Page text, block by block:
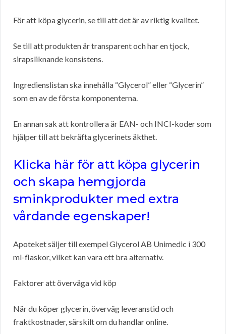
För att köpa glycerin, se till att det är av riktig kvalitet.
Se till att produkten är transparent och har en tjock,
sirapsliknande konsistens.
Ingredienslistan ska innehålla “Glycerol” eller “Glycerin”
som en av de första komponenterna.
En annan sak att kontrollera är EAN- och INCI-koder som
hjälper till att bekräfta glycerinets äkthet.
Klicka här för att köpa glycerin
och skapa hemgjorda
sminkprodukter med extra
vårdande egenskaper!
Apoteket säljer till exempel Glycerol AB Unimedic i 300
ml-flaskor, vilket kan vara ett bra alternativ.
Faktorer att överväga vid köp
När du köper glycerin, överväg leveranstid och
fraktkostnader, särskilt om du handlar online.